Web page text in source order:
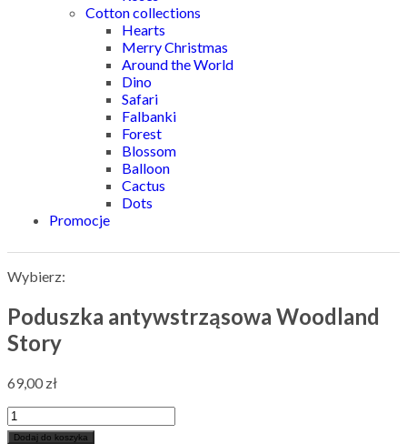
Cotton collections
Hearts
Merry Christmas
Around the World
Dino
Safari
Falbanki
Forest
Blossom
Balloon
Cactus
Dots
Promocje
Wybierz:
Poduszka antywstrząsowa Woodland
Story
69,00 zł
Dodaj do koszyka